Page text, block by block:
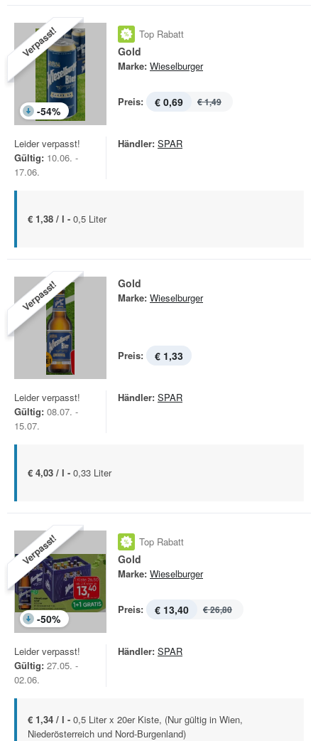
Verpasst!
-54%
Top Rabatt
Gold
Marke: Wieselburger
Preis: € 0,69 € 1,49
Leider verpasst!
Gültig: 10.06. -
17.06.
Händler: SPAR
€ 1,38 / l - 0,5 Liter
Verpasst! Gold
Marke: Wieselburger
Preis: € 1,33
Leider verpasst!
Gültig: 08.07. -
15.07.
Händler: SPAR
€ 4,03 / l - 0,33 Liter
Verpasst!
-50%
Top Rabatt
Gold
Marke: Wieselburger
Preis: € 13,40 € 26,80
Leider verpasst!
Gültig: 27.05. -
02.06.
Händler: SPAR
€ 1,34 / l - 0,5 Liter x 20er Kiste, (Nur gültig in Wien,
Niederösterreich und Nord-Burgenland)